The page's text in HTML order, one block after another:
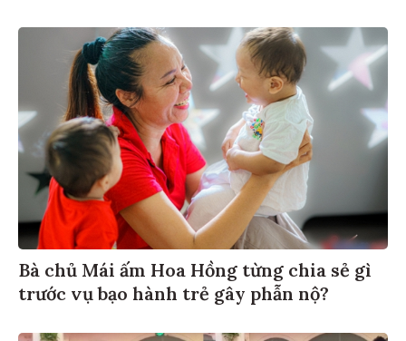
Bà chủ Mái ấm Hoa Hồng từng chia sẻ gì
trước vụ bạo hành trẻ gây phẫn nộ?